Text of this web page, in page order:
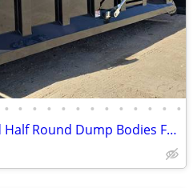
• • • • • • • • • • • • •
New Square, Elliptical and Half Round Dump Bodies For Sale